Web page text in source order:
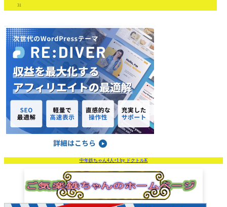
31
中年鉄ちゃん4人+1 by ドクトルK